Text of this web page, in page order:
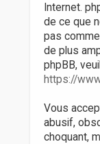
Internet.
de ce que
pas
de plus
phpBB,
https://
Vous
abusif,
choquant,